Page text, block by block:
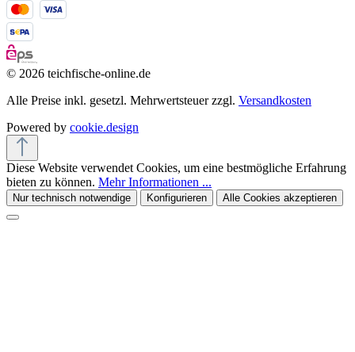
© 2026 teichfische-online.de
Alle Preise inkl. gesetzl. Mehrwertsteuer zzgl. Versandkosten
Powered by cookie.design
Diese Website verwendet Cookies, um eine bestmögliche Erfahrung
bieten zu können. Mehr Informationen ...
Nur technisch notwendige Konfigurieren Alle Cookies akzeptieren